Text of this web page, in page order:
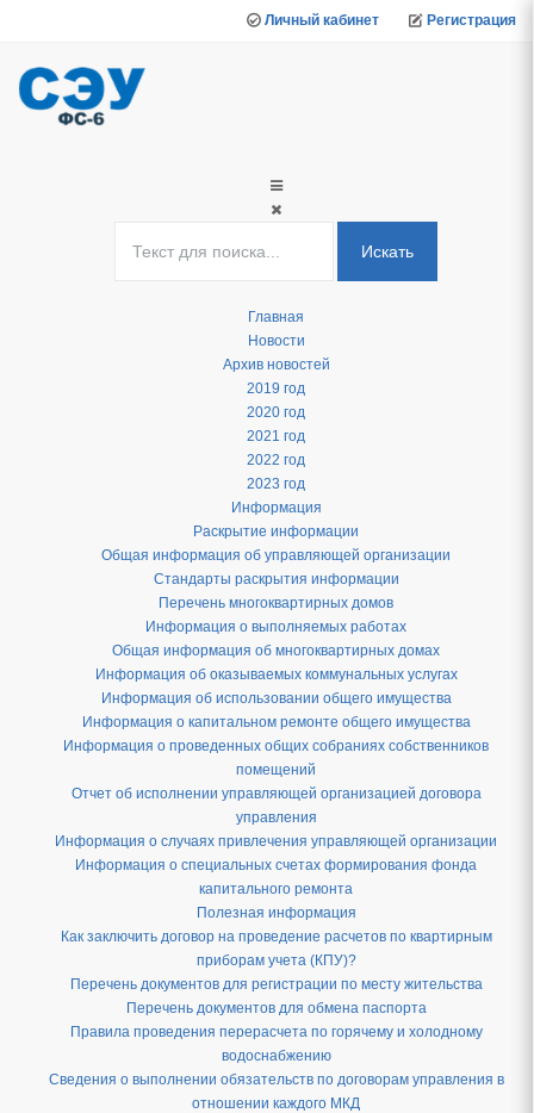
Личный кабинет Регистрация
Искать
Главная
Новости
Архив новостей
2019 год
2020 год
2021 год
2022 год
2023 год
Информация
Раскрытие информации
Общая информация об управляющей организации
Стандарты раскрытия информации
Перечень многоквартирных домов
Информация о выполняемых работах
Общая информация об многоквартирных домах
Информация об оказываемых коммунальных услугах
Информация об использовании общего имущества
Информация о капитальном ремонте общего имущества
Информация о проведенных общих собраниях собственников
помещений
Отчет об исполнении управляющей организацией договора
управления
Информация о случаях привлечения управляющей организации
Информация о специальных счетах формирования фонда
капитального ремонта
Полезная информация
Как заключить договор на проведение расчетов по квартирным
приборам учета (КПУ)?
Перечень документов для регистрации по месту жительства
Перечень документов для обмена паспорта
Правила проведения перерасчета по горячему и холодному
водоснабжению
Сведения о выполнении обязательств по договорам управления в
отношении каждого МКД